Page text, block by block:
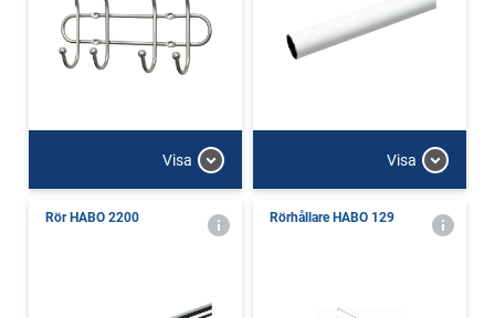
Visa Visa
Rör HABO 2200 Rörhållare HABO 129